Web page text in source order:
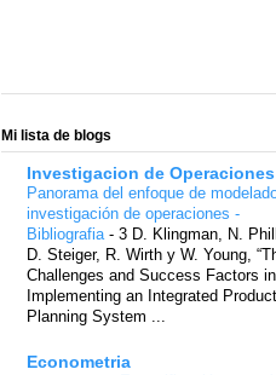
Mi lista de blogs
Investigacion de Operaciones
Panorama del enfoque de
investigación de operaciones -
Bibliografia - 3 D. Klingman, N.
D. Steiger, R. Wirth y W. Young,
Challenges and Success Factors in
Implementing an Integrated
Planning System ...
Econometria